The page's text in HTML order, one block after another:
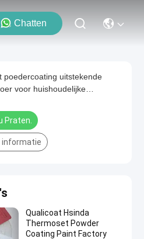
Chatten
poedercoating uitstekende
voor huishoudelijke
Praten.
informatie
Qualicoat Hsinda
Thermoset Powder
Coating Paint Factory